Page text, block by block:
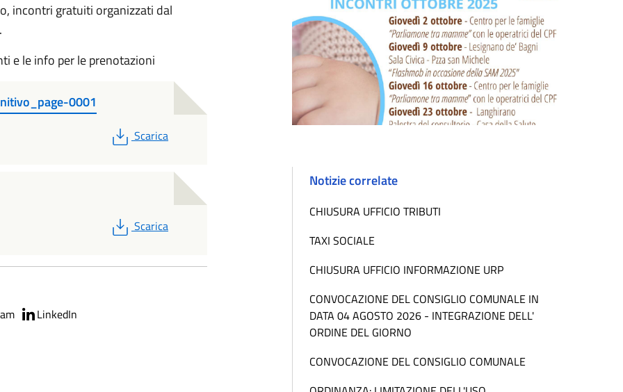
incontri gratuiti organizzati dal
e le info per le prenotazioni
0001
PDF
Scarica
PDF
Scarica
LinkedIn
Notizie correlate
CHIUSURA UFFICIO TRIBUTI
TAXI SOCIALE
CHIUSURA UFFICIO INFORMAZIONE URP
CONVOCAZIONE DEL CONSIGLIO COMUNALE IN
DATA 04 AGOSTO 2026 - INTEGRAZIONE DELL'
ORDINE DEL GIORNO
CONVOCAZIONE DEL CONSIGLIO COMUNALE